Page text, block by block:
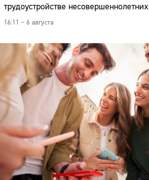
трудоустройстве несовершеннолетних
16:11 – 6 августа